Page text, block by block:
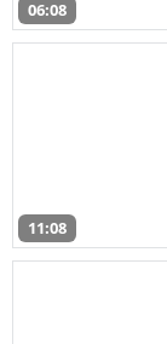
06:08
11:08